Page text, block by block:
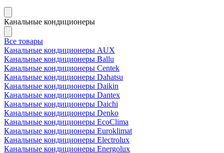
Канальные кондиционеры
Все товары
Канальные кондиционеры AUX
Канальные кондиционеры Ballu
Канальные кондиционеры Centek
Канальные кондиционеры Dahatsu
Канальные кондиционеры Daikin
Канальные кондиционеры Dantex
Канальные кондиционеры Daichi
Канальные кондиционеры Denko
Канальные кондиционеры EcoClima
Канальные кондиционеры Euroklimat
Канальные кондиционеры Electrolux
Канальные кондиционеры Energolux